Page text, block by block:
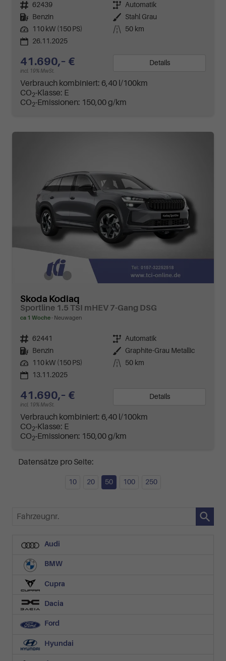
Fahrzeugnr. 62439 Getriebe Automatik
Kraftstoff
Benzin Außenfarbe
Stahl Grau
Leistung
110 kW (150 PS) Kilometerstand
50 km
26.11.2025
41.690,– €
incl. 19% MwSt.
Details
Verbrauch kombiniert: 6,40 l/100km
CO2-Klasse: E
CO2-Emissionen: 150,00 g/km
Skoda Kodiaq
Sportline 1.5 TSI mHEV 7-Gang DSG
ca 1 Woche Neuwagen
Fahrzeugnr. 62441 Getriebe Automatik
Kraftstoff
Benzin Außenfarbe
Graphite-Grau Metallic
Leistung
110 kW (150 PS) Kilometerstand
50 km
13.11.2025
41.690,– €
incl. 19% MwSt.
Details
Verbrauch kombiniert: 6,40 l/100km
CO2-Klasse: E
CO2-Emissionen: 150,00 g/km
Datensätze pro Seite:
10 20 50 100 250
Fahrzeugnr.
Audi
BMW
Cupra
Dacia
Ford
Hyundai